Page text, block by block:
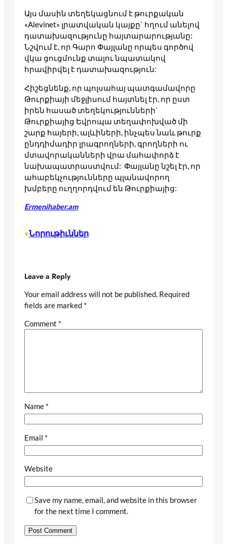
Այս մասին տեղեկացնում է թուրքական
«Alevinet» լրատվական կայքը` հղում անելով
դատախազությունը հայտարարությանը:
Նշվում է, որ Գարո Փայլանը որպես գործով
վկա ցուցմունք տալու նպատակով
հրավիրվել է դատախազություն:
Հիշեցնենք, որ պոլսահայ պատգամավորը
Թուրքիայի մեջլիսում հայտնել էր, որ ըստ
իրեն հասած տեղեկությունների`
Թուրքիայից Եվրոպա տեղափոխված մի
շարք հայերի, ալևիների, ինչպես նաև թուրք
ընդդիմադիր լրագրողների, գրողների ու
մտավորականների վրա մահափորձ է
նախապատրաստվում: Փայլանը նշել էր, որ
ահաբեկչությունները պլանավորող
խմբերը ուղղորդվում են Թուրքիայից:
Ermenihaber.am
•Նորութիւններ
Leave a Reply
Your email address will not be published. Required
fields are marked *
Comment *
Name *
Email *
Website
Save my name, email, and website in this browser
for the next time I comment.